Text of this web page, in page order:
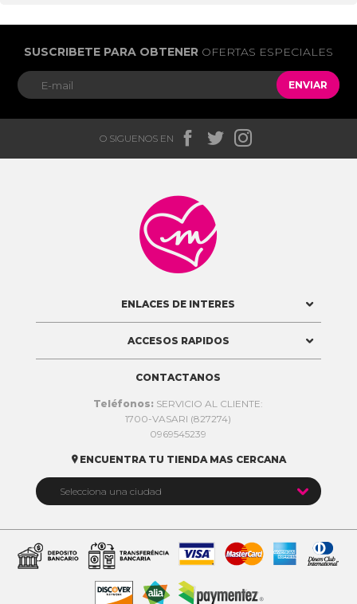
SUSCRIBETE PARA OBTENER OFERTAS ESPECIALES
ENVIAR
O SIGUENOS EN   

ENLACES DE INTERES
ACCESOS RAPIDOS
CONTACTANOS
Teléfonos: SERVICIO AL CLIENTE:
1700-VASARI (827274)
0969545239
 ENCUENTRA TU TIENDA MAS CERCANA
Selecciona una ciudad 
Cuenca